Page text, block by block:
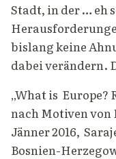
Stadt, in der … eh
bislang keine
dabei verändern.
„What is
nach Motiven von
Jänner 2016,
Bosnien-